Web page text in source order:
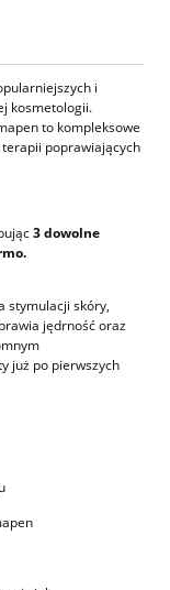
i
kosmetologii.
to kompleksowe
poprawiających
3 dowolne
stymulacji skóry,
jędrność oraz
już po pierwszych